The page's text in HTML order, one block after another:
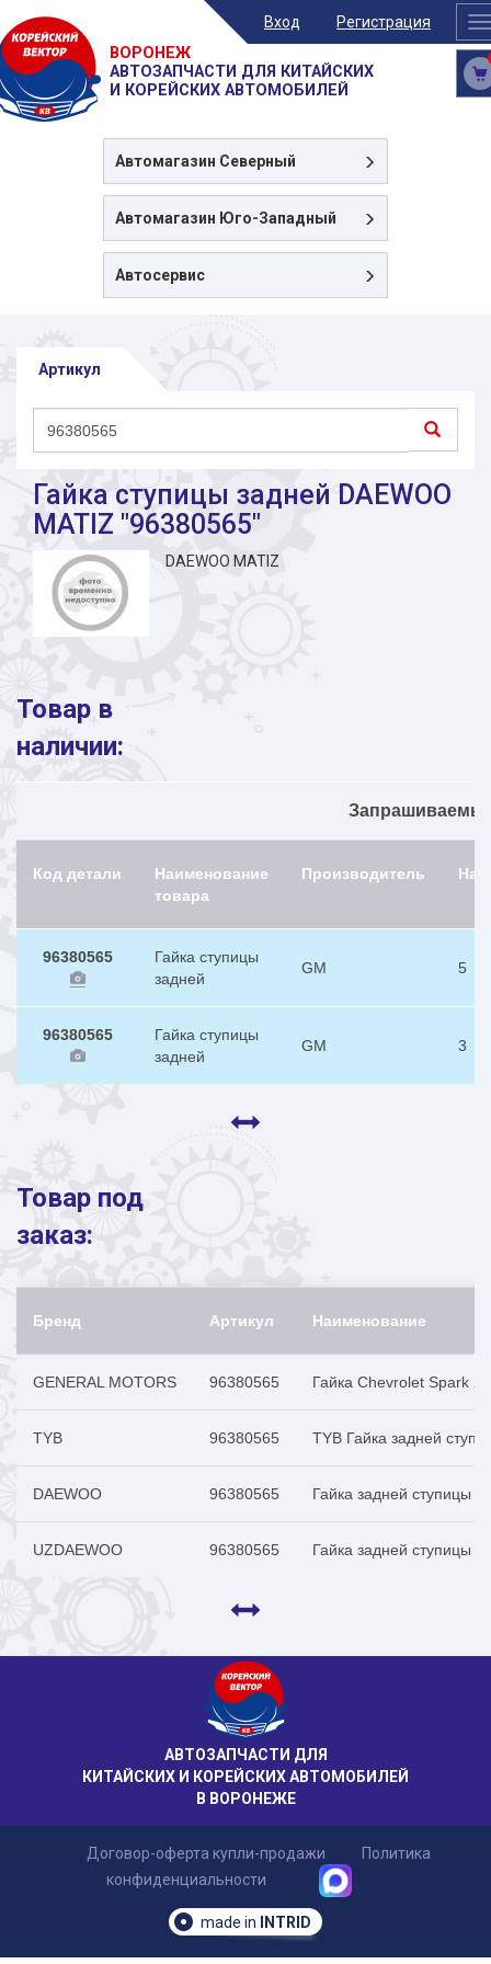
Вход Регистрация
ВОРОНЕЖ
АВТОЗАПЧАСТИ ДЛЯ КИТАЙСКИХ
И КОРЕЙСКИХ АВТОМОБИЛЕЙ
Автомагазин Северный
Автомагазин Юго-Западный
Автосервис
Артикул
Гайка ступицы задней DAEWOO
MATIZ "96380565"
DAEWOO MATIZ
Товар в
наличии:
Код детали
Наименование
товара
Производитель
96380565
Гайка ступицы
задней
GM 5
96380565
Гайка ступицы
задней
GM 3
Товар под
заказ:
Бренд Артикул Наименование
GENERAL MOTORS 96380565 Гайка Chevrolet Spark
TYB 96380565 TYB Гайка задней
DAEWOO 96380565 Гайка задней ступицы
UZDAEWOO 96380565 Гайка задней ступицы
АВТОЗАПЧАСТИ ДЛЯ
КИТАЙСКИХ И КОРЕЙСКИХ АВТОМОБИЛЕЙ
В ВОРОНЕЖЕ
Договор-оферта купли-продажи
Политика
конфиденциальности
made in INTRID